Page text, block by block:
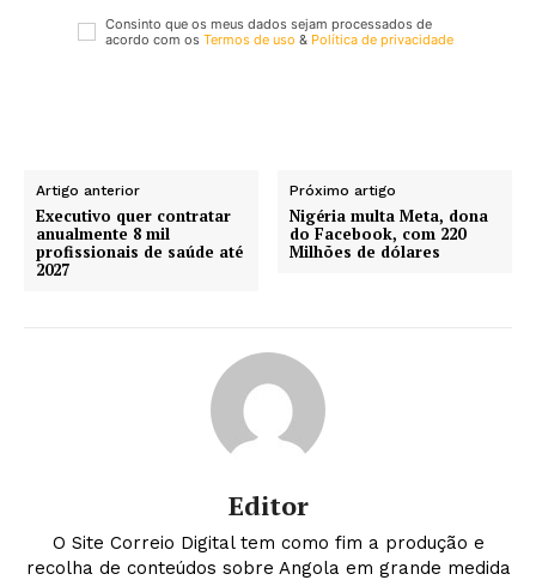
Consinto que os meus dados sejam processados de
acordo com os Termos de uso & Política de privacidade
Artigo anterior
Executivo quer contratar
anualmente 8 mil
profissionais de saúde até
2027
Próximo artigo
Nigéria multa Meta, dona
do Facebook, com 220
Milhões de dólares
Editor
O Site Correio Digital tem como fim a produção e
recolha de conteúdos sobre Angola em grande medida